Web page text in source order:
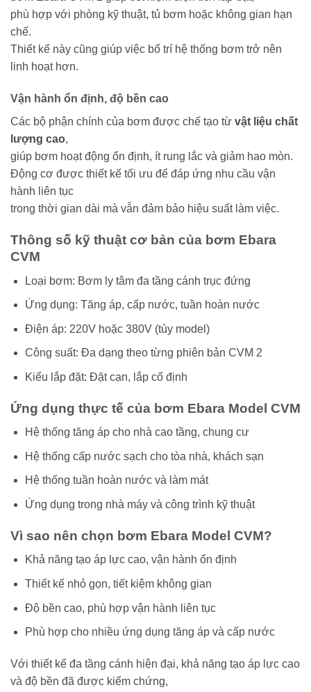
phù hợp với phòng kỹ thuật, tủ bơm hoặc không gian hạn
chế.
Thiết kế này cũng giúp việc bố trí hệ thống bơm trở nên
linh hoạt hơn.
Vận hành ổn định, độ bền cao
Các bộ phận chính của bơm được chế tạo từ vật liệu chất
lượng cao,
giúp bơm hoạt động ổn định, ít rung lắc và giảm hao mòn.
Động cơ được thiết kế tối ưu để đáp ứng nhu cầu vận
hành liên tục
trong thời gian dài mà vẫn đảm bảo hiệu suất làm việc.
Thông số kỹ thuật cơ bản của bơm Ebara
CVM
Loại bơm: Bơm ly tâm đa tầng cánh trục đứng
Ứng dụng: Tăng áp, cấp nước, tuần hoàn nước
Điện áp: 220V hoặc 380V (tùy model)
Công suất: Đa dạng theo từng phiên bản CVM 2
Kiểu lắp đặt: Đặt cạn, lắp cố định
Ứng dụng thực tế của bơm Ebara Model CVM
Hệ thống tăng áp cho nhà cao tầng, chung cư
Hệ thống cấp nước sạch cho tòa nhà, khách sạn
Hệ thống tuần hoàn nước và làm mát
Ứng dụng trong nhà máy và công trình kỹ thuật
Vì sao nên chọn bơm Ebara Model CVM?
Khả năng tạo áp lực cao, vận hành ổn định
Thiết kế nhỏ gọn, tiết kiệm không gian
Độ bền cao, phù hợp vận hành liên tục
Phù hợp cho nhiều ứng dụng tăng áp và cấp nước
Với thiết kế đa tầng cánh hiện đại, khả năng tạo áp lực cao
và độ bền đã được kiểm chứng,